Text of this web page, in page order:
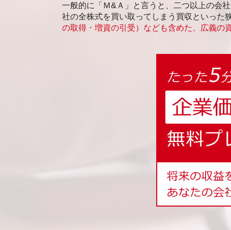
一般的に「Ｍ&Ａ」と言うと、二つ以上の会
社の全株式を買い取ってしまう買収といった
の取得・増資の引受）なども含めた、広義の